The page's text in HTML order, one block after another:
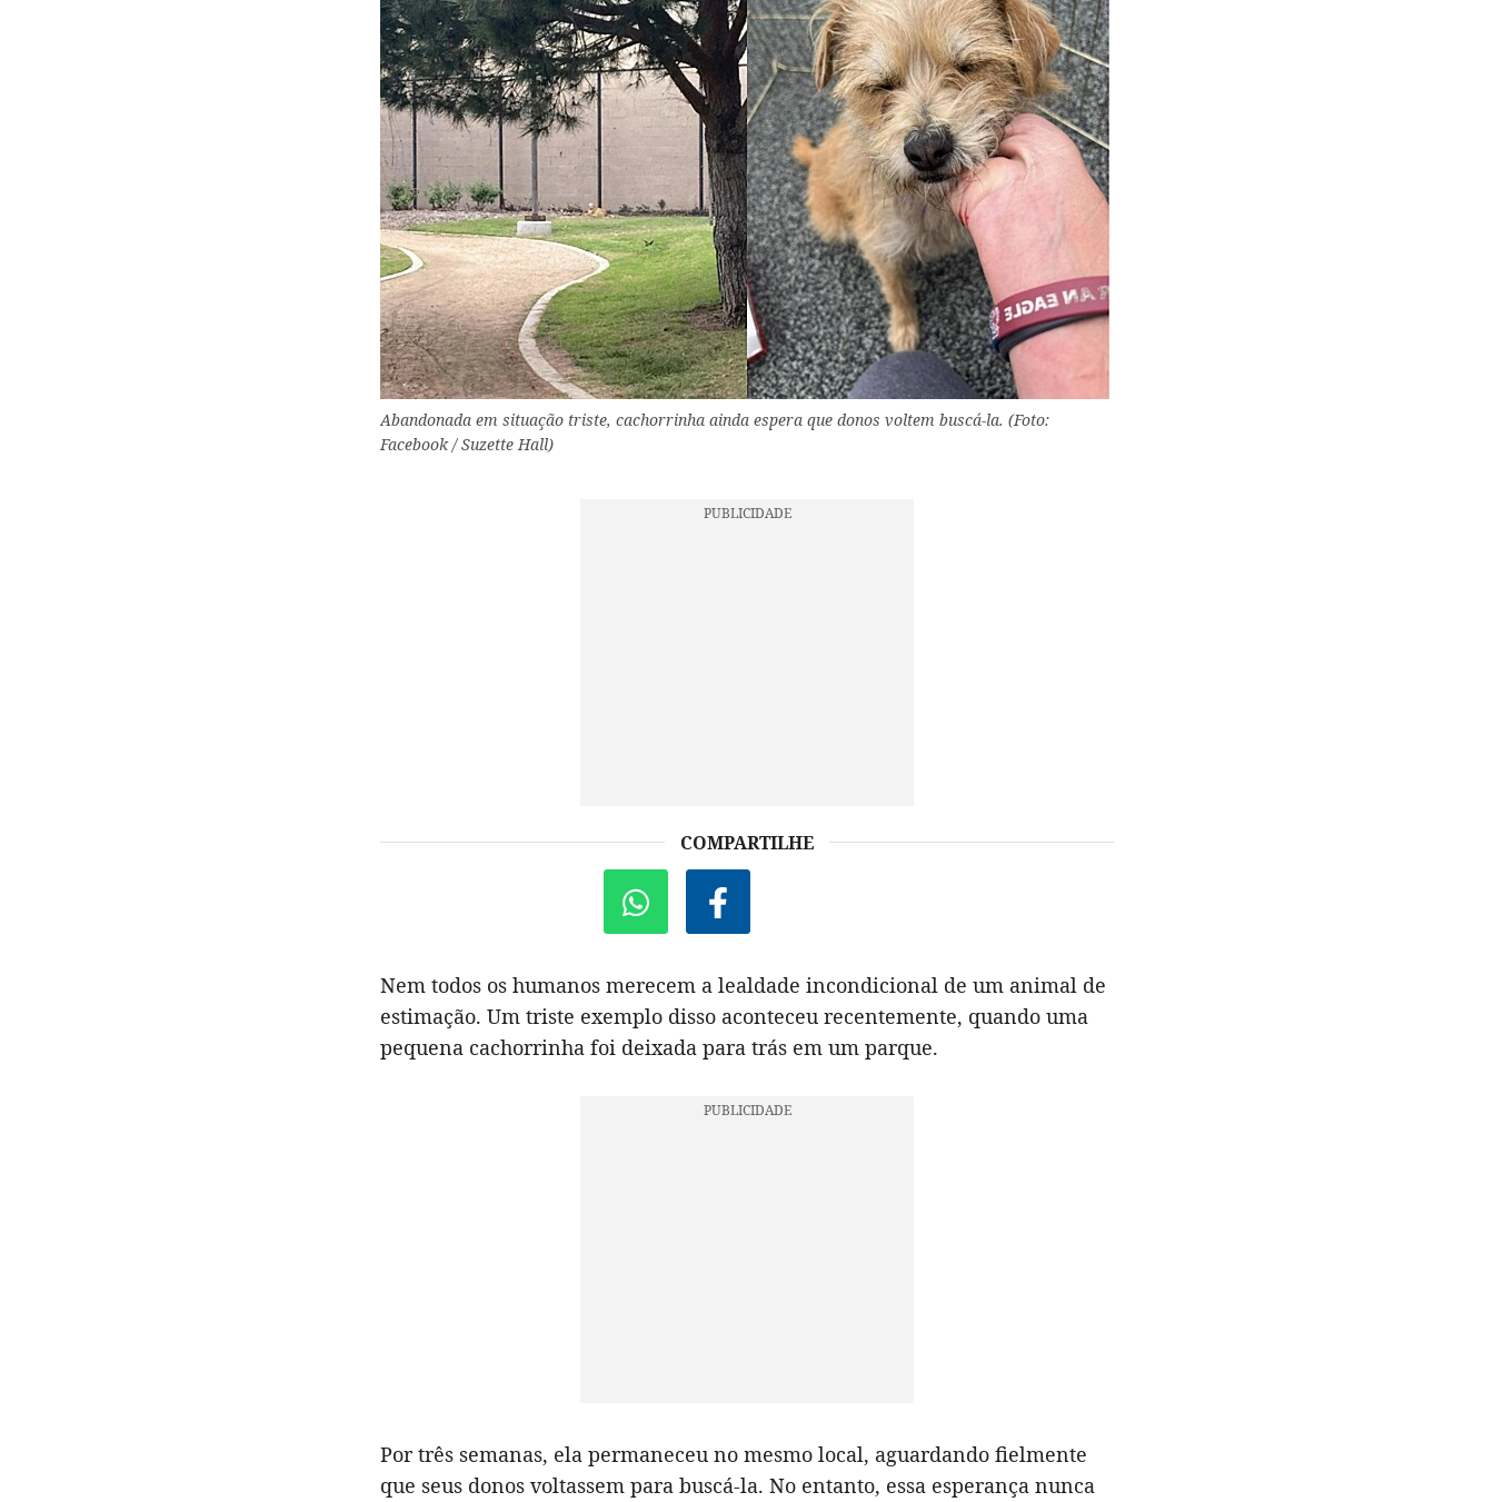
Abandonada em situação triste, cachorrinha ainda espera que donos voltem buscá-la. (Foto:
Facebook / Suzette Hall)
COMPARTILHE
Nem todos os humanos merecem a lealdade incondicional de um animal de
estimação. Um triste exemplo disso aconteceu recentemente, quando uma
pequena cachorrinha foi deixada para trás em um parque.
Por três semanas, ela permaneceu no mesmo local, aguardando fielmente
que seus donos voltassem para buscá-la. No entanto, essa esperança nunca